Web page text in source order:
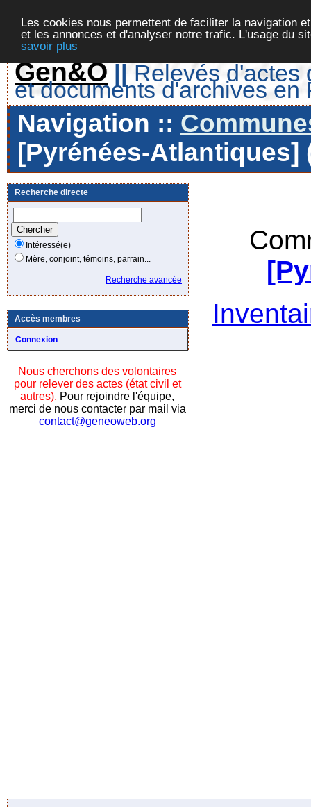
Les cookies nous permettent de faciliter la navigation
et les annonces et d'analyser notre trafic. L'usage du
savoir plus
Gen&O || Relevés d'actes
et documents d'archives en
Navigation ::
[Pyrénées-Atlantiques]
Recherche directe
Intéressé(e)
Mère, conjoint, témoins, parrain...
Recherche avancée
Accès membres
Connexion
Nous cherchons des volontaires
pour relever des actes (état civil et
autres). Pour rejoindre l'équipe,
merci de nous contacter par mail via
contact@geneoweb.org